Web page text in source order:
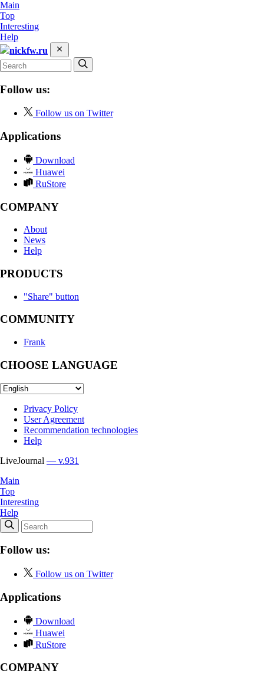
Main
Top
Interesting
Help
nickfw.ru
Follow us:
Follow us on Twitter
Applications
Download
Huawei
RuStore
COMPANY
About
News
Help
PRODUCTS
"Share" button
COMMUNITY
Frank
CHOOSE LANGUAGE
Privacy Policy
User Agreement
Recommendation technologies
Help
LiveJournal — v.931
Main
Top
Interesting
Help
Follow us:
Follow us on Twitter
Applications
Download
Huawei
RuStore
COMPANY